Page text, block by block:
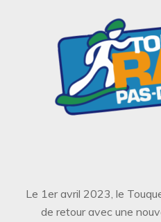
Le 1er avril 2023, le
de retour avec une